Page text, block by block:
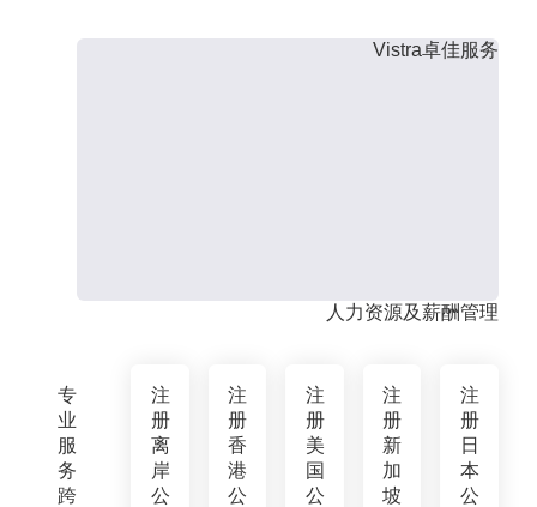
专
业
服
务
跨
Vistra卓佳服务
人力资源及薪酬管理
注
册
离
岸
公
注
册
香
港
公
注
册
美
国
公
注
册
新
加
坡
注
册
日
本
公